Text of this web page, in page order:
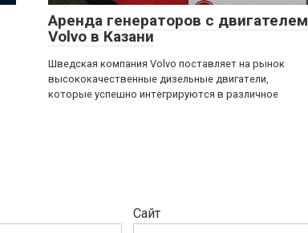
Аренда генераторов с двигателем
Volvo в Казани
Шведская компания Volvo поставляет на рынок
высококачественные дизельные двигатели,
которые успешно интегрируются в различное
Сайт